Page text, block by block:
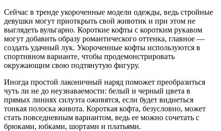
Сейчас в тренде укороченные модели одежды, ведь стройные
девушки могут приоткрыть свой животик и при этом не
выглядеть вульгарно. Короткие кофты с коротким рукавом
могут добавить образу романтического оттенка, главное —
создать удачный лук. Укороченные кофты используются в
спортивном варианте, чтобы продемонстрировать
окружающим свою подтянутую фигуру.
Иногда простой лаконичный наряд поможет преобразиться
чуть ли не до неузнаваемости: белый и черный цвета в
прямых линиях силуэта оживятся, если будет виднеться
тонкая полоска живота. Короткая кофта, безусловно, может
стать повседневным вариантом, ведь ее можно сочетать с
брюками, юбками, шортами и платьями.